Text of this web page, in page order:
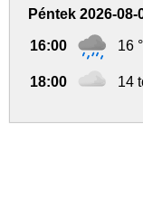
Péntek 2026-08-
16:00 16
18:00 14